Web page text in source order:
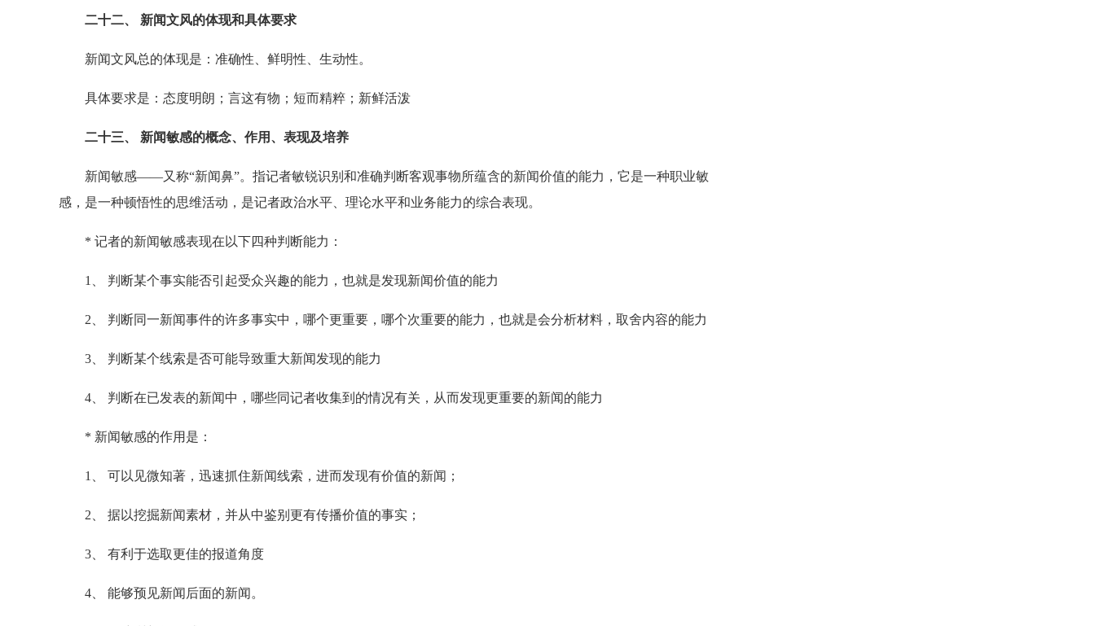
二十二、 新闻文风的体现和具体要求
新闻文风总的体现是：准确性、鲜明性、生动性。
具体要求是：态度明朗；言这有物；短而精粹；新鲜活泼
二十三、 新闻敏感的概念、作用、表现及培养
新闻敏感——又称“新闻鼻”。指记者敏锐识别和准确判断客观事物所蕴含的新闻价值的能力，它是一种职业敏
感，是一种顿悟性的思维活动，是记者政治水平、理论水平和业务能力的综合表现。
* 记者的新闻敏感表现在以下四种判断能力：
1、 判断某个事实能否引起受众兴趣的能力，也就是发现新闻价值的能力
2、 判断同一新闻事件的许多事实中，哪个更重要，哪个次重要的能力，也就是会分析材料，取舍内容的能力
3、 判断某个线索是否可能导致重大新闻发现的能力
4、 判断在已发表的新闻中，哪些同记者收集到的情况有关，从而发现更重要的新闻的能力
* 新闻敏感的作用是：
1、 可以见微知著，迅速抓住新闻线索，进而发现有价值的新闻；
2、 据以挖掘新闻素材，并从中鉴别更有传播价值的事实；
3、 有利于选取更佳的报道角度
4、 能够预见新闻后面的新闻。